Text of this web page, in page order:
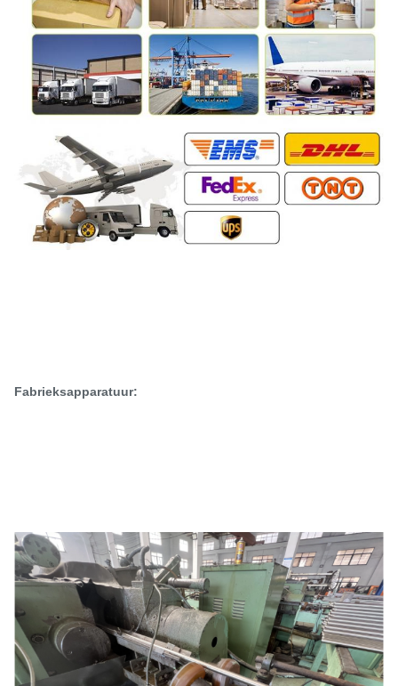
Fabrieksapparatuur: